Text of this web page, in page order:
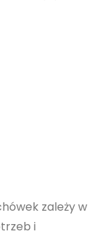
zależy w
i